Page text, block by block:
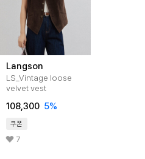
Langson
LS_Vintage loose
velvet vest
108,300 5%
쿠폰
7